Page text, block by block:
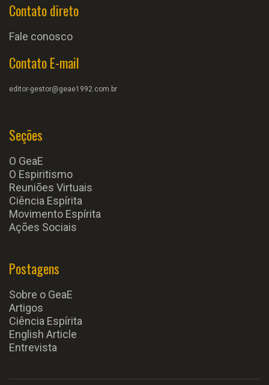
Contato direto
Fale conosco
Contato E-mail
editor-gestor@geae1992.com.br
Seções
O GeaE
O Espiritismo
Reuniões Virtuais
Ciência Espírita
Movimento Espírita
Ações Sociais
Postagens
Sobre o GeaE
Artigos
Ciência Espírita
English Article
Entrevista